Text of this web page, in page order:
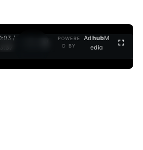
/
3:37
POWERE
D BY
AdhubM
edia